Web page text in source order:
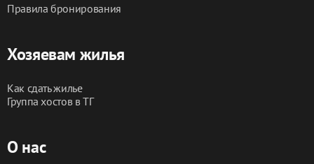
Правила бронирования
Хозяевам жилья
Как сдать жилье
Группа хостов в ТГ
О нас